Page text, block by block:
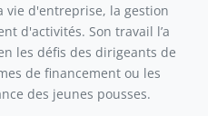
vie d'entreprise, la gestion
d'activités. Son travail l’a
les défis des dirigeants de
de financement ou les
des jeunes pousses.